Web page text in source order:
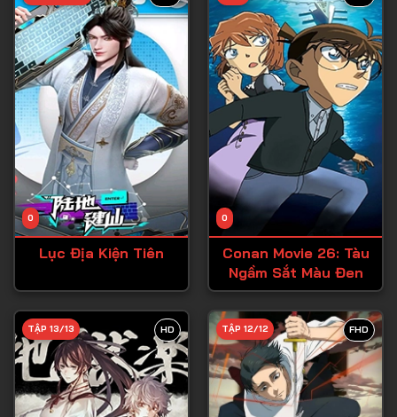
Tập 30
Tập 31
Tập 32
Tập 33
Tập 34
Tập 35
Tập 36
Tập 39
Tập 40
Tập 41
Tập 42
0
Lục Địa Kiện Tiên
0
Conan Movie 26: Tàu
Ngầm Sắt Màu Đen
HD
TẬP 13/13 FHD
TẬP 12/12